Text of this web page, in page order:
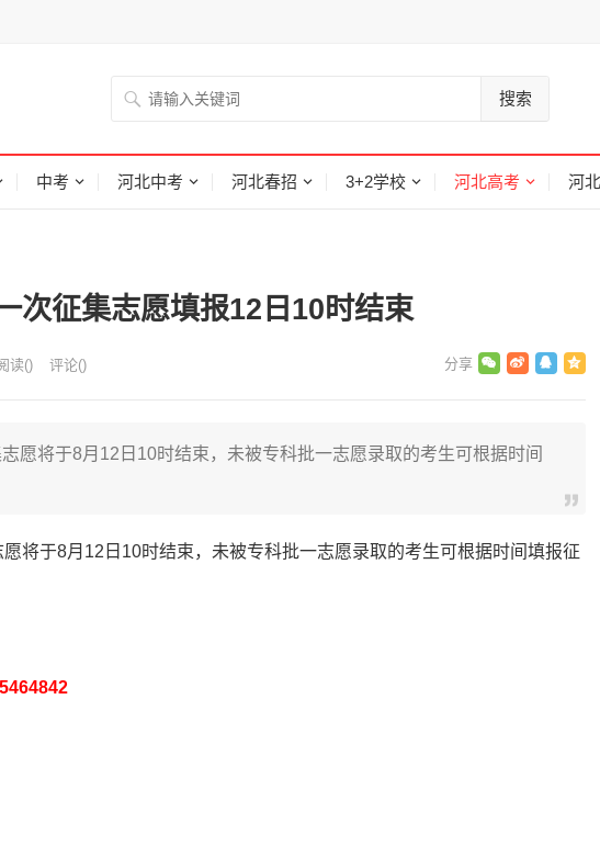
搜索
中考 河北中考 河北春招 3+2学校 河北高考 河
次征集志愿填报12日10时结束
读() 评论()
愿将于8月12日10时结束，未被专科批一志愿录取的考生可根据时间
将于8月12日10时结束，未被专科批一志愿录取的考生可根据时间填报征